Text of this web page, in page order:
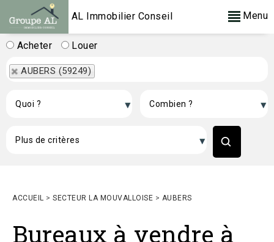
AL Immobilier Conseil Menu
Acheter Louer
AUBERS (59249)
ACCUEIL > SECTEUR LA MOUVALLOISE > AUBERS
Bureaux à vendre à